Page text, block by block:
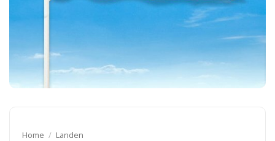
Home / Landen